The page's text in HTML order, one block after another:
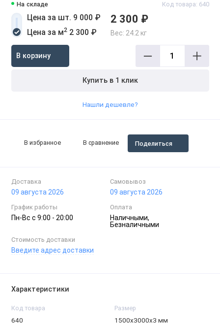
На складе Код товара: 640
Цена за шт. 9 000 ₽
Цена за м22 300 ₽
2 300 ₽
Вес: 24.2 кг
В корзину
Купить в 1 клик
Нашли дешевле?
Доставка
09 августа 2026
Самовывоз
09 августа 2026
График работы
Пн-Вc с 9:00 - 20:00
Оплата
Наличными,
Безналичными
Стоимость доставки
Введите адрес доставки
В избранное В сравнение Поделиться
Характеристики
Код товара
640
Размер
1500х3000х3 мм